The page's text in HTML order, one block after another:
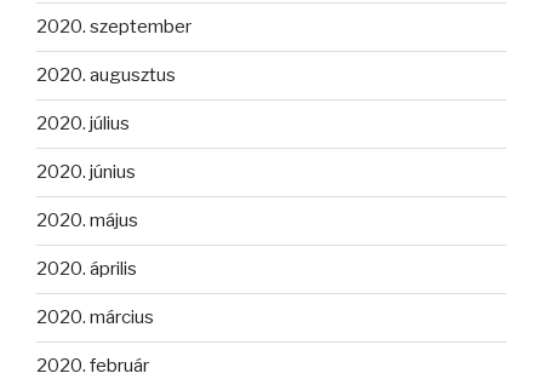
2020. szeptember
2020. augusztus
2020. július
2020. június
2020. május
2020. április
2020. március
2020. február